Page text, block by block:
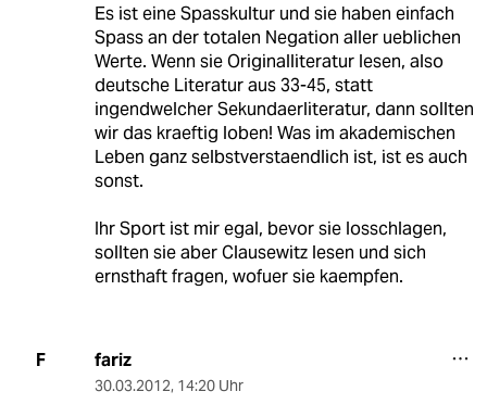
Es ist eine Spasskultur und sie haben einfach
Spass an der totalen Negation aller ueblichen
Werte. Wenn sie Originalliteratur lesen, also
deutsche Literatur aus 33-45, statt
ingendwelcher Sekundaerliteratur, dann sollten
wir das kraeftig loben! Was im akademischen
Leben ganz selbstverstaendlich ist, ist es auch
sonst.
Ihr Sport ist mir egal, bevor sie losschlagen,
sollten sie aber Clausewitz lesen und sich
ernsthaft fragen, wofuer sie kaempfen.
F fariz
30.03.2012, 14:20 Uhr